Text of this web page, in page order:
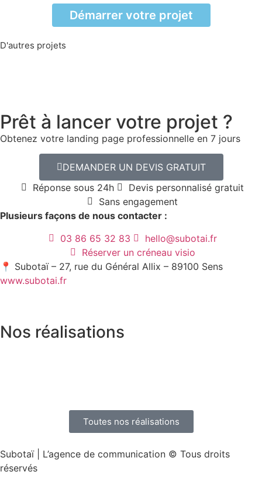
Démarrer votre projet
D'autres projets
Prêt à lancer votre projet ?
Obtenez votre landing page professionnelle en 7 jours
DEMANDER UN DEVIS GRATUIT
Réponse sous 24h
Devis personnalisé gratuit
Sans engagement
Plusieurs façons de nous contacter :
03 86 65 32 83
hello@subotai.fr
Réserver un créneau visio
📍 Subotaï – 27, rue du Général Allix – 89100 Sens
www.subotai.fr
Nos réalisations
Toutes nos réalisations
Subotaï | L’agence de communication © Tous droits
réservés